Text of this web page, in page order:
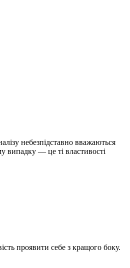
небезпідставно вважаються
випадку — це ті властивості
проявити себе з кращого боку.